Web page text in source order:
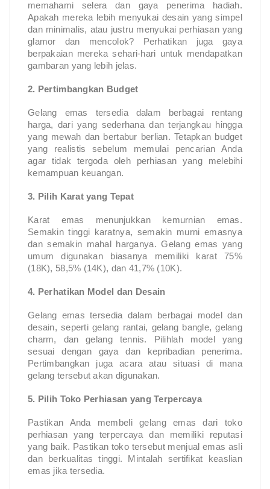
memahami selera dan gaya penerima hadiah.
Apakah mereka lebih menyukai desain yang simpel
dan minimalis, atau justru menyukai perhiasan yang
glamor dan mencolok? Perhatikan juga gaya
berpakaian mereka sehari-hari untuk mendapatkan
gambaran yang lebih jelas.
2. Pertimbangkan Budget
Gelang emas tersedia dalam berbagai rentang
harga, dari yang sederhana dan terjangkau hingga
yang mewah dan bertabur berlian. Tetapkan budget
yang realistis sebelum memulai pencarian Anda
agar tidak tergoda oleh perhiasan yang melebihi
kemampuan keuangan.
3. Pilih Karat yang Tepat
Karat emas menunjukkan kemurnian emas.
Semakin tinggi karatnya, semakin murni emasnya
dan semakin mahal harganya. Gelang emas yang
umum digunakan biasanya memiliki karat 75%
(18K), 58,5% (14K), dan 41,7% (10K).
4. Perhatikan Model dan Desain
Gelang emas tersedia dalam berbagai model dan
desain, seperti gelang rantai, gelang bangle, gelang
charm, dan gelang tennis. Pilihlah model yang
sesuai dengan gaya dan kepribadian penerima.
Pertimbangkan juga acara atau situasi di mana
gelang tersebut akan digunakan.
5. Pilih Toko Perhiasan yang Terpercaya
Pastikan Anda membeli gelang emas dari toko
perhiasan yang terpercaya dan memiliki reputasi
yang baik. Pastikan toko tersebut menjual emas asli
dan berkualitas tinggi. Mintalah sertifikat keaslian
emas jika tersedia.